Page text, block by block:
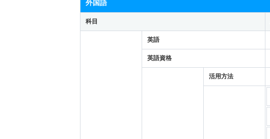
外国語
科目
英語
英語資格
活用方法